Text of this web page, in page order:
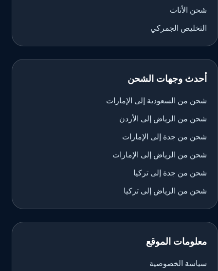
شحن الأثاث
التخليص الجمركي
أحدث وجهات الشحن
شحن من السعودية إلى الإمارات
شحن من الرياض إلى الأردن
شحن من جدة إلى الإمارات
شحن من الرياض إلى الإمارات
شحن من جدة إلى تركيا
شحن من الرياض إلى تركيا
معلومات الموقع
سياسة الخصوصية